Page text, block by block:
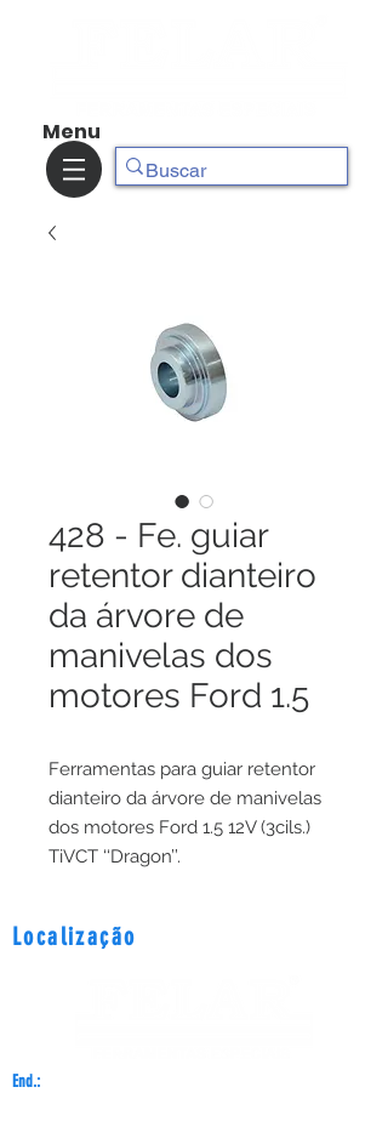
Menu
428 - Fe. guiar
retentor dianteiro
da árvore de
manivelas dos
motores Ford 1.5
Ferramentas para guiar retentor
dianteiro da árvore de manivelas
dos motores Ford 1.5 12V (3cils.)
TiVCT ‘‘Dragon’’.
Localização
End.: